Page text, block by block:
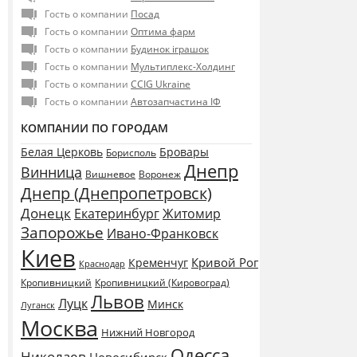
Гость о компании Посад
Гость о компании Оптима фарм
Гость о компании Будинок іграшок
Гость о компании Мультиплекс-Холдинг
Гость о компании CCIG Ukraine
Гость о компании Автозапчастина ІФ
КОМПАНИИ ПО ГОРОДАМ
Белая Церковь Борисполь Бровары
Винница Вишневое Воронеж Днепр
Днепр (Днепропетровск)
Донецк ЕкатеринбургЖитомир
Запорожье Ивано-Франковск
Киев Краснодар Кременчуг Кривой Рог
Кропивницкий Кропивницкий (Кировоград)
Луганск ЛуцкЛьвов Минск
Москва Нижний Новгород